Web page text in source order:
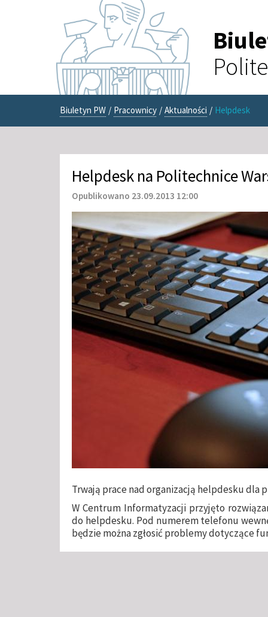
Biuletyn PW / Pracownicy / Aktualności / Helpdesk
Helpdesk na Politechnice
Opublikowano 23.09.2013 12:00
Trwają prace nad organizacją helpdesku dla
W Centrum Informatyzacji przyjęto
do helpdesku. Pod numerem telefonu
będzie można zgłosić problemy dotyczące